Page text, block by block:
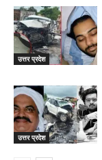
उत्तर प्रदेश
उत्तर प्रदेश